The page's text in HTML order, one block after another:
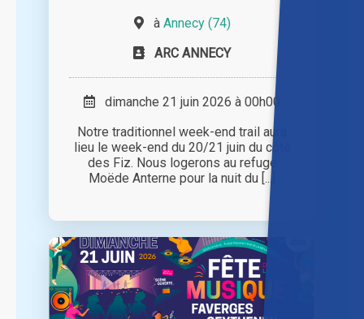
à Annecy (74)
ARC ANNECY
dimanche 21 juin 2026 à 00h00
Notre traditionnel week-end trail aura
lieu le week-end du 20/21 juin du côté
des Fiz. Nous logerons au refuge
Moëde Anterne pour la nuit du [...]